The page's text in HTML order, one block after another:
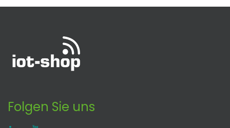
Folgen Sie uns